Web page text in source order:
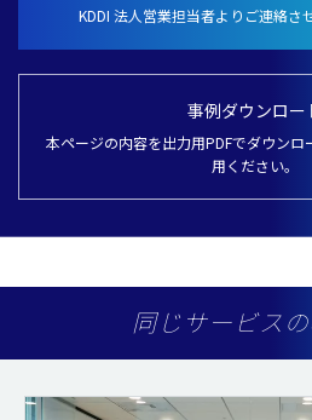
KDDI 法人営業担当者よりご連絡さ
事例ダウンロー
本ページの内容を出力用PDFでダウンロ
用ください。
同じサービス